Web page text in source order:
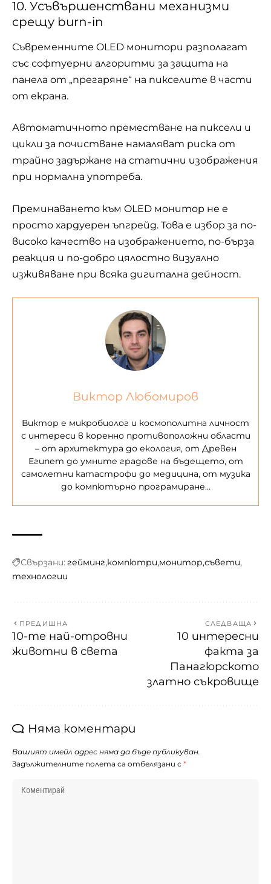
10. Усъвършенствани механизми
срещу burn-in
Съвременните OLED монитори разполагат
със софтуерни алгоритми за защита на
панела от „прегаряне“ на пикселите в части
от екрана.
Автоматичното преместване на пиксели и
цикли за почистване намаляват риска от
трайно задържане на статични изображения
при нормална употреба.
Преминаването към OLED монитор не е
просто хардуерен ъпгрейд. Това е избор за по-
високо качество на изображението, по-бърза
реакция и по-добро цялостно визуално
изживяване при всяка дигитална дейност.
Виктор Любомиров
Виктор е микробиолог и космополитна личност
с интереси в коренно противоположни области
– от архитектура до екология, от Древен
Египет до умните градове на бъдещето, от
самолетни катастрофи до медицина, от музика
до компютърно програмиране…
Свързани: гейминг компютри монитор съвети
технологии
ПРЕДИШНА
10-те най-отровни
животни в света
СЛЕДВАЩА
10 интересни
факта за
Панагюрското
златно съкровище
Няма коментари
Вашият имейл адрес няма да бъде публикуван.
Задължителните полета са отбелязани с *